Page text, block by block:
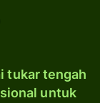
tukar tengah
untuk